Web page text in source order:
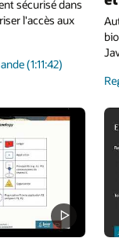
sécurisé dans
l'accès aux
sur
d'E/S
Java
Card
(1:11:42)